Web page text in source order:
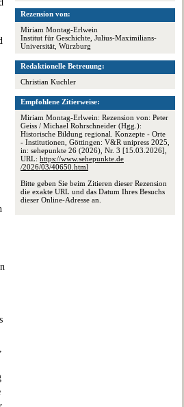
Rezension von:
Miriam Montag-Erlwein
Institut für Geschichte, Julius-Maximilians-
Universität, Würzburg
Redaktionelle Betreuung:
Christian Kuchler
Empfohlene Zitierweise:
Miriam Montag-Erlwein: Rezension von: Peter
Geiss / Michael Rohrschneider (Hgg.):
Historische Bildung regional. Konzepte - Orte
- Institutionen, Göttingen: V&R unipress 2025,
in: sehepunkte 26 (2026), Nr. 3 [15.03.2026],
URL: https://www.sehepunkte.de
/2026/03/40650.html
Bitte geben Sie beim Zitieren dieser Rezension
die exakte URL und das Datum Ihres Besuchs
dieser Online-Adresse an.